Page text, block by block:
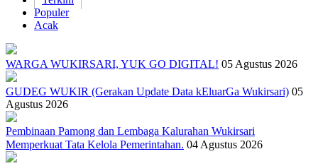
Populer
Acak
WARGA WUKIRSARI, YUK GO DIGITAL! 05 Agustus 2026
GUDEG WUKIR (Gerakan Update Data kEluarGa Wukirsari) 05
Agustus 2026
Pembinaan Pamong dan Lembaga Kalurahan Wukirsari
Memperkuat Tata Kelola Pemerintahan. 04 Agustus 2026